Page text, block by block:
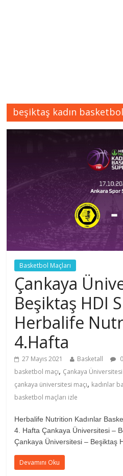
beşiktaş kadın
Basketbol Maçları
Çankaya
Beşiktaş HDI
Herbalife
4.Hafta
27 Mayıs 2021 Basketall
basketbol maçı, Çankaya
çankaya üniversitesi maçı, kadınlar
basketbol maçları izle
Herbalife Nutrition Kadınlar
4. Hafta Çankaya Üniversitesi –
Çankaya Üniversitesi – Beşiktaş
Devamını Oku